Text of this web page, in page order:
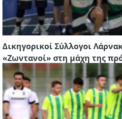
Δικηγορικοί Σύλλογοι
«Ζωντανοί» στη μάχη της